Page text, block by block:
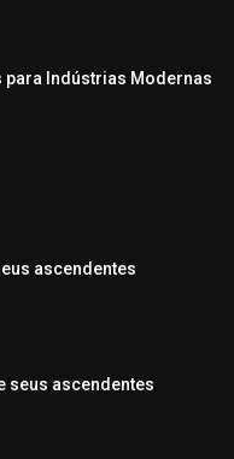
para Indústrias Modernas
ascendentes
seus ascendentes